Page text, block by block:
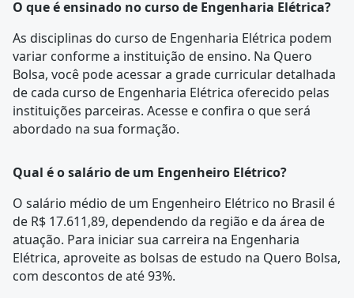
O que é ensinado no curso de Engenharia Elétrica?
As disciplinas do curso de Engenharia Elétrica podem
variar conforme a instituição de ensino. Na Quero
Bolsa, você pode acessar a grade curriculardetalhada
de cada curso de Engenharia Elétrica oferecido pelas
instituições parceiras. Acesse e confira o que será
abordado na sua formação.
Qual é o salário de um Engenheiro Elétrico?
O salário médio de um Engenheiro Elétrico no Brasil é
de R$ 17.611,89, dependendo da região e da área de
atuação. Para iniciar sua carreira na Engenharia
Elétrica, aproveite as bolsas de estudo na Quero Bolsa,
com descontos de até 93%.